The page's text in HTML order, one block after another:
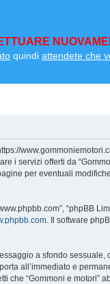
quindi attendete che
i servizi offerti da
per eventuali
“phpBB
. Il software
a sfondo
all’immediato e
“Gommoni e